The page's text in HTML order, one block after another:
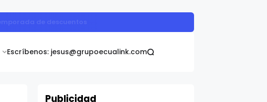
Escríbenos: jesus@grupoecualink.com
Publicidad